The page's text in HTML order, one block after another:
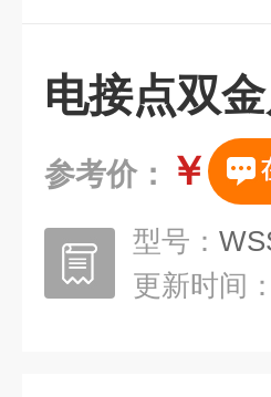
电接点双
参考价： ￥
型号：
更新时间：